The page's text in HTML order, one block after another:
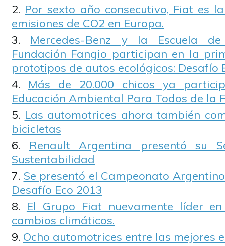
Por sexto año consecutivo, Fiat es
emisiones de CO2 en Europa.
Mercedes-Benz y la Escuela de
Fundación Fangio participan en la
prototipos de autos ecológicos: Desafío
Más de 20.000 chicos ya
Educación Ambiental Para Todos de la
Las automotrices ahora también
bicicletas
Renault Argentina presentó su
Sustentabilidad
Se presentó el Campeonato
Desafío Eco 2013
El Grupo Fiat nuevamente líder
cambios climáticos.
Ocho automotrices entre las mejores